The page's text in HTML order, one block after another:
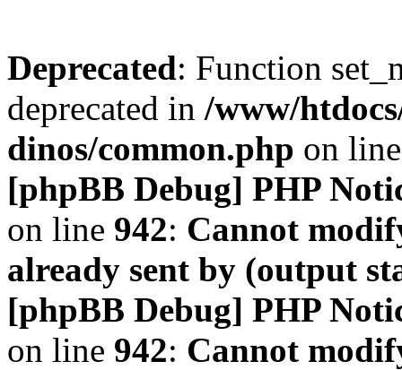
Deprecated: Function
deprecated in /www/
dinos/common.php on
[phpBB Debug] PHP
on line 942: Cannot
already sent by (output
[phpBB Debug] PHP
on line 942: Cannot